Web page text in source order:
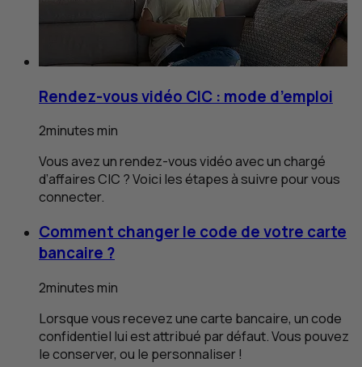
Rendez-vous vidéo CIC : mode d’emploi
2minutesmin
Vous avez un rendez-vous vidéo avec un chargé
d’affairesCIC ? Voici les étapes à suivre pour vous
connecter.
Comment changer le code de votre carte
bancaire ?
2minutesmin
Lorsque vous recevez une carte bancaire, un code
confidentiel lui est attribué par défaut. Vous pouvez
le conserver, ou le personnaliser !